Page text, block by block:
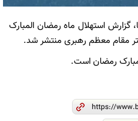
گزارش استهلال ماه رمضان المبارک